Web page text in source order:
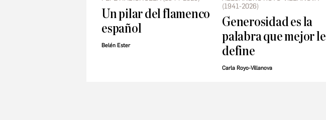
Un pilar del flamenco
español
Belén Ester
(1941-2026)
Generosidad es la
palabra que mejor le
define
Carla Royo-Villanova